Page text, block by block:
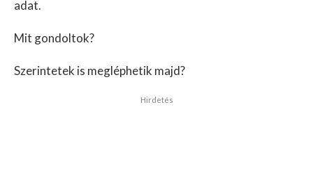
adat.
Mit gondoltok?
Szerintetek is megléphetik majd?
Hirdetés